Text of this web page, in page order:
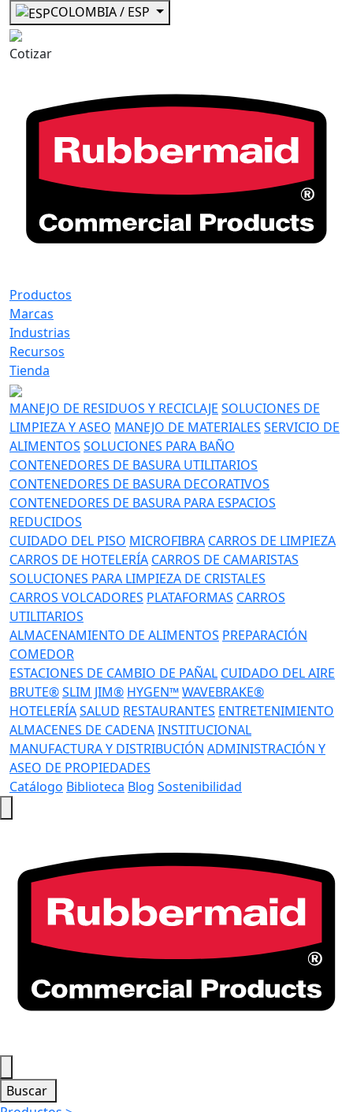
COLOMBIA / ESP
Cotizar
Productos
Marcas
Industrias
Recursos
Tienda
MANEJO DE RESIDUOS Y RECICLAJE SOLUCIONES DE
LIMPIEZA Y ASEO MANEJO DE MATERIALES SERVICIO DE
ALIMENTOS SOLUCIONES PARA BAÑO
CONTENEDORES DE BASURA UTILITARIOS
CONTENEDORES DE BASURA DECORATIVOS
CONTENEDORES DE BASURA PARA ESPACIOS
REDUCIDOS
CUIDADO DEL PISO MICROFIBRA CARROS DE LIMPIEZA
CARROS DE HOTELERÍA CARROS DE CAMARISTAS
SOLUCIONES PARA LIMPIEZA DE CRISTALES
CARROS VOLCADORES PLATAFORMAS CARROS
UTILITARIOS
ALMACENAMIENTO DE ALIMENTOS PREPARACIÓN
COMEDOR
ESTACIONES DE CAMBIO DE PAÑAL CUIDADO DEL AIRE
BRUTE®SLIM JIM® HYGEN™WAVEBRAKE®
HOTELERÍASALUD RESTAURANTES ENTRETENIMIENTO
ALMACENES DE CADENAINSTITUCIONAL
MANUFACTURA Y DISTRIBUCIÓN ADMINISTRACIÓN Y
ASEO DE PROPIEDADES
Catálogo Biblioteca Blog Sostenibilidad
Buscar